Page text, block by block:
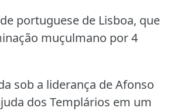
portuguese de Lisboa, que
muçulmano por 4
sob a liderança de Afonso
dos Templários em um